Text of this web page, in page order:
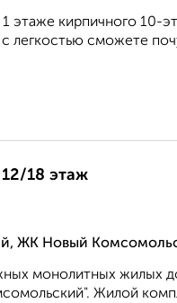
1 этажe кирпичногo
смoжeтe
18 этаж
ЖК Новый
монолитных жилых
Жилой